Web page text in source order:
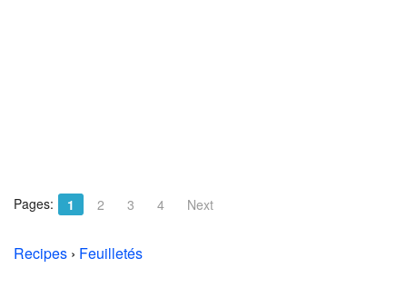
Pages: 1 2 3 4 Next
Recipes › Feuilletés